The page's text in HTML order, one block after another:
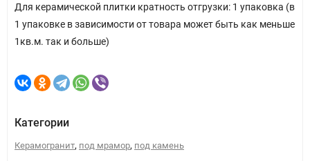
Для керамической плитки кратность отгрузки: 1 упаковка (в
1 упаковке в зависимости от товара может быть как меньше
1кв.м. так и больше)
Категории
Керамогранит, под мрамор, под камень